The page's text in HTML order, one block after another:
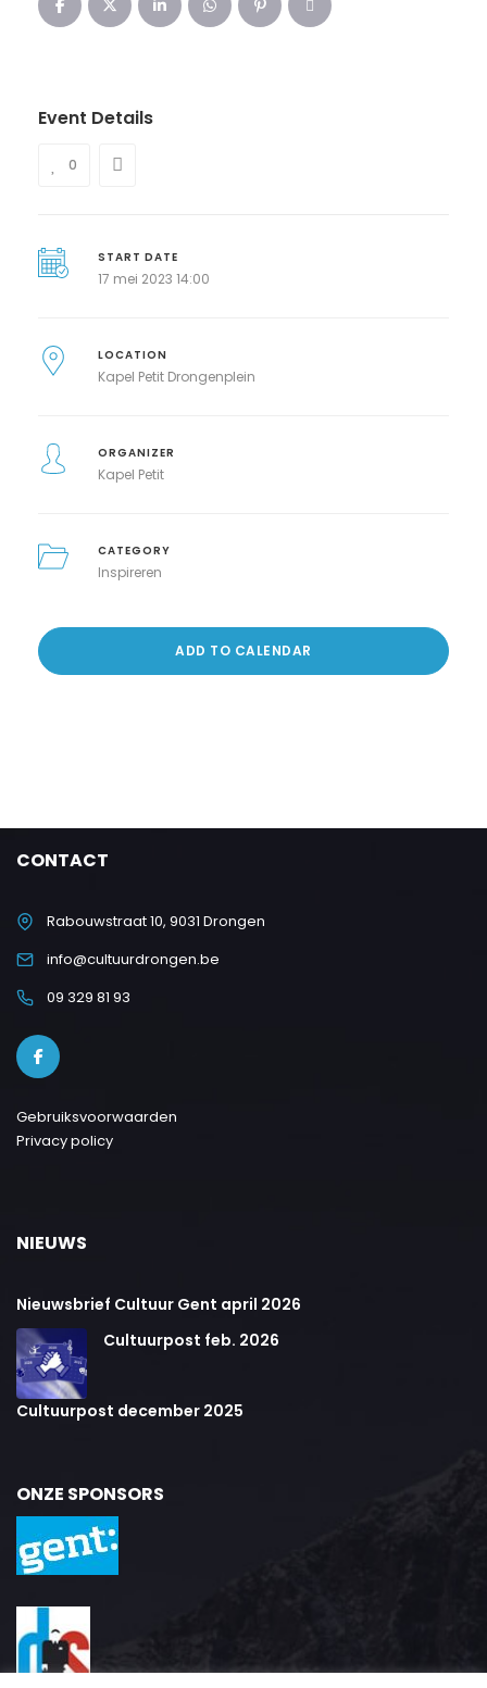
Event Details
0
START DATE
17 mei 2023 14:00
LOCATION
Kapel Petit Drongenplein
ORGANIZER
Kapel Petit
CATEGORY
Inspireren
ADD TO CALENDAR
CONTACT
Rabouwstraat 10, 9031 Drongen
info@cultuurdrongen.be
09 329 81 93
Gebruiksvoorwaarden
Privacy policy
NIEUWS
Nieuwsbrief Cultuur Gent april 2026
Cultuurpost feb. 2026
Cultuurpost december 2025
ONZE SPONSORS